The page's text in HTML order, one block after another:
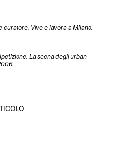
curatore. Vive e lavora a Milano.
La scena degli urban